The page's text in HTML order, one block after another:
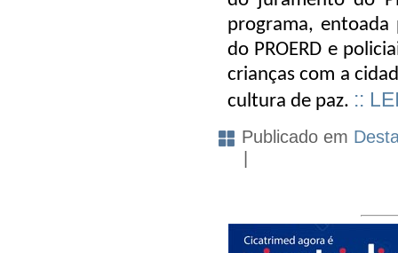
programa,
do PROERD e
crianças com a
cultura de paz. ::
Publicado em